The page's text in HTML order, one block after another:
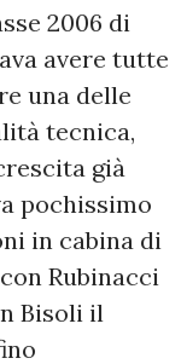
2006 di
avere tutte
una delle
tecnica,
già
pochissimo
in cabina di
Rubinacci
Bisoli il